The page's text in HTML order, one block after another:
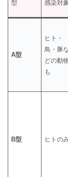
型 感染対
A型
ヒト・
鳥・豚
どの動
も
B型 ヒトの